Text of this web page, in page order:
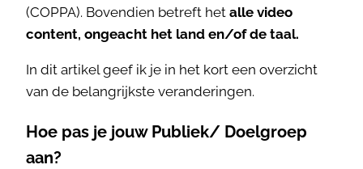
(COPPA). Bovendien betreft het alle video
content, ongeacht het land en/of de taal.
In dit artikel geef ik je in het kort een overzicht
van de belangrijkste veranderingen.
Hoe pas je jouw Publiek/ Doelgroep
aan?